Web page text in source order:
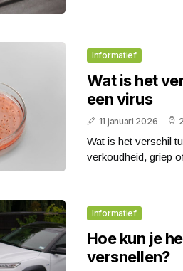
Informatief
Wat is het
een virus
11 januari 2026
Wat is het verschil
verkoudheid, griep
Informatief
Hoe kun je
versnellen?